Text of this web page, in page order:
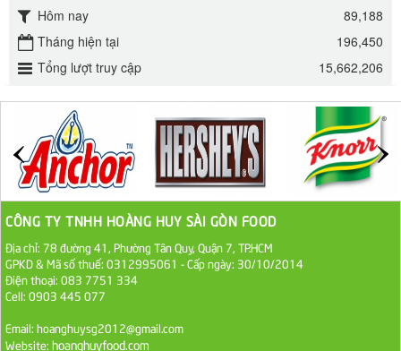
Đường mía thiên nhiên Biên Hòa gói 1kg
ĐƯỜNG SẠCH CÔ BA BIÊN HÒA 1KG
27.000 VND
Đường cát trắng An Khê bao 50kg
Sa Tế Tôm Cholimex PET Hũ 450g
Ớt Sa Tế Cholimex Hũ Thuỷ Tinh 150g
Hôm nay
89,188
Tháng hiện tại
196,450
Tổng lượt truy cập
15,662,206
CÔNG TY TNHH HOÀNG HUY SÀI GÒN FOOD
Địa chỉ: 78 đường 41, Phường Tân Quy, Quận 7, TP.HCM
GPKD & Mã số thuế: 0312995061 - Cấp ngày: 30/10/2014
Điện thoại: 083 7751 334
Cell: 0903 445 077
Email: hoanghuysg2012@gmail.com
Website: hoanghuyfood.com